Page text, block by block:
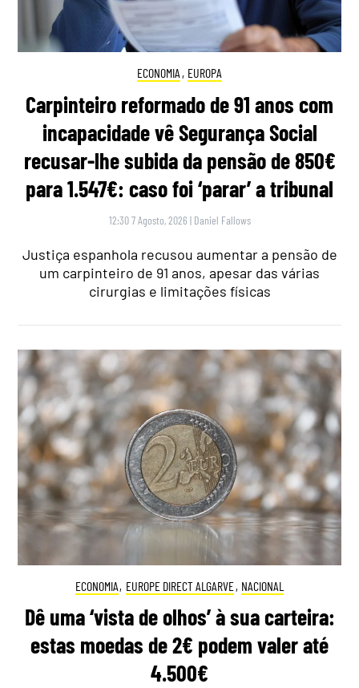
ECONOMIA , EUROPA
Carpinteiro reformado de 91 anos com
incapacidade vê Segurança Social
recusar-lhe subida da pensão de 850€
para 1.547€: caso foi ‘parar’ a tribunal
12:30 7 Agosto, 2026 | Daniel Fallows
Justiça espanhola recusou aumentar a pensão de
um carpinteiro de 91 anos, apesar das várias
cirurgias e limitações físicas
ECONOMIA, EUROPE DIRECT ALGARVE, NACIONAL
Dê uma ‘vista de olhos’ à sua carteira:
estas moedas de 2€ podem valer até
4.500€